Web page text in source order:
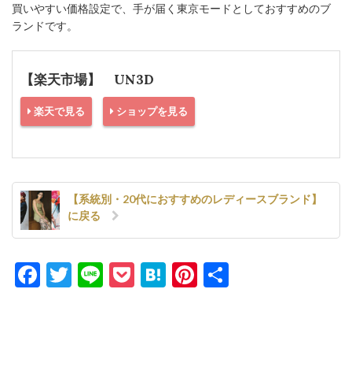
買いやすい価格設定で、手が届く東京モードとしておすすめのブ
ランドです。
【楽天市場】 UN3D
楽天で見る ショップを見る
【系統別・20代におすすめのレディースブランド】
に戻る
Facebook
Twitter
LinePocket
HatenaPinterest